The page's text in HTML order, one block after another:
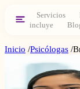
Servicios
incluye
Inicio /Psicólogas /